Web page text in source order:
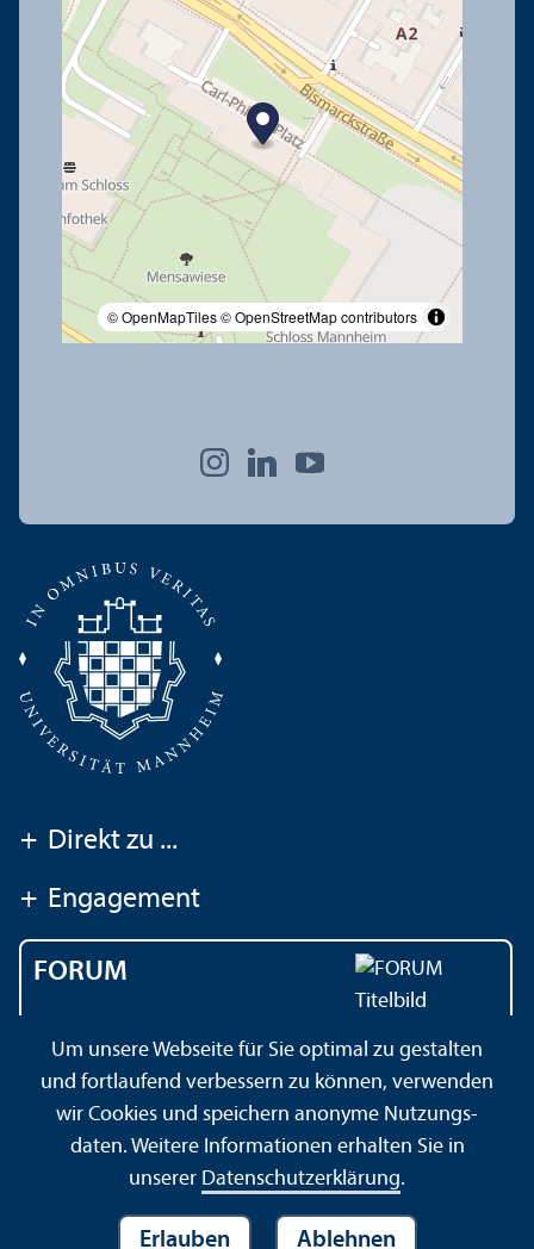
© OpenMapTiles© OpenStreetMap contributors
+ Direkt zu ...
+ Engagement
FORUM
Universität Mannheim
Impressum Datenschutz­erklärung Sitemap
Um unsere Webseite für Sie optimal zu gestalten
und fortlaufend verbessern zu können, verwenden
wir Cookies und speichern anonyme Nutzungs­
daten. Weitere Informationen erhalten Sie in
unserer Datenschutz­erklärung.
Erlauben Ablehnen